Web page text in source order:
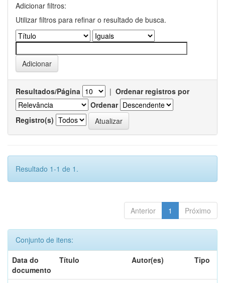
Adicionar filtros:
Utilizar filtros para refinar o resultado de busca.
Resultados/Página | Ordenar registros por
Ordenar
Registro(s)
Resultado 1-1 de 1.
Anterior 1 Próximo
Conjunto de itens:
Data do
documento
Título Autor(es) Tipo